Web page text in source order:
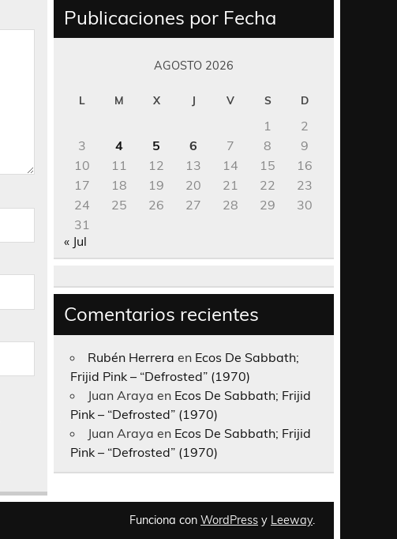
Publicaciones por Fecha
AGOSTO 2026
L M X J V S D
1
2
3
4 5 6 7 8
9
10
11 12 13 14 15
16
17
18 19 20 21 22
23
24
25 26 27 28 29
30
31
« Jul
Comentarios recientes
Rubén Herrera en Ecos De Sabbath;
Frijid Pink – “Defrosted” (1970)
Juan Araya en Ecos De Sabbath; Frijid
Pink – “Defrosted” (1970)
Juan Araya en Ecos De Sabbath; Frijid
Pink – “Defrosted” (1970)
Funciona con WordPress y Leeway.